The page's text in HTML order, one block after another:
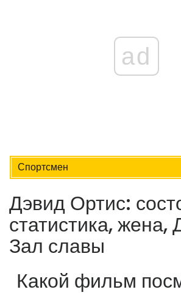
ad
Спортсмен
Дэвид Ортис:
статистика, жена,
Зал славы
Какой фильм